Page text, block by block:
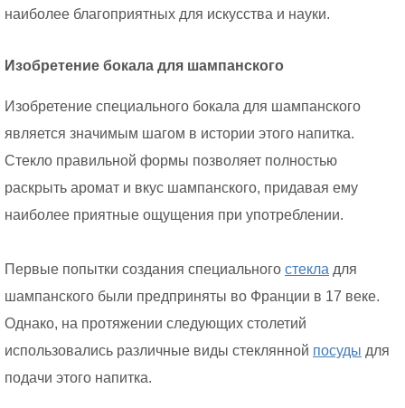
наиболее благоприятных для искусства и науки.
Изобретение бокала для шампанского
Изобретение специального бокала для шампанского
является значимым шагом в истории этого напитка.
Стекло правильной формы позволяет полностью
раскрыть аромат и вкус шампанского, придавая ему
наиболее приятные ощущения при употреблении.
Первые попытки создания специального стекла для
шампанского были предприняты во Франции в 17 веке.
Однако, на протяжении следующих столетий
использовались различные виды стеклянной посуды для
подачи этого напитка.